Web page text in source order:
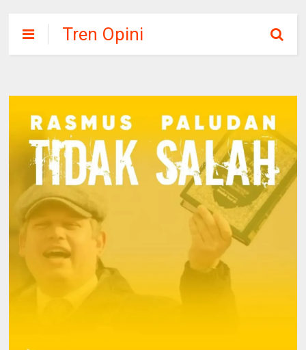
Tren Opini